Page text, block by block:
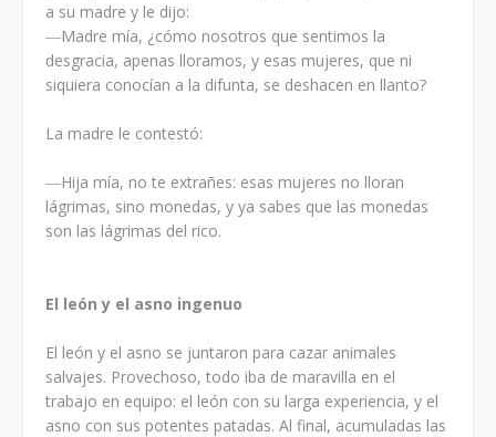
a su madre y le dijo:
―Madre mía, ¿cómo nosotros que sentimos la
desgracia, apenas lloramos, y esas mujeres, que ni
siquiera conocían a la difunta, se deshacen en llanto?
La madre le contestó:
―Hija mía, no te extrañes: esas mujeres no lloran
lágrimas, sino monedas, y ya sabes que las monedas
son las lágrimas del rico.
El león y el asno ingenuo
El león y el asno se juntaron para cazar animales
salvajes. Provechoso, todo iba de maravilla en el
trabajo en equipo: el león con su larga experiencia, y el
asno con sus potentes patadas. Al final, acumuladas las